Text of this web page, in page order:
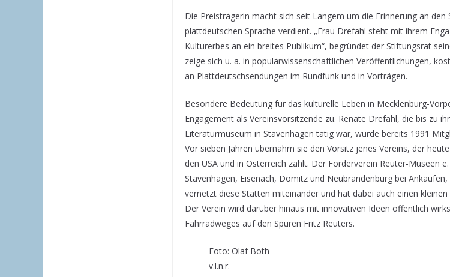
Die Preisträgerin macht sich seit Langem um die Erinnerung an
plattdeutschen Sprache verdient. „Frau Drefahl steht mit ihrem
Kulturerbes an ein breites Publikum“, begründet der Stiftungsrat
zeige sich u. a. in populärwissenschaftlichen Veröffentlichungen,
an Plattdeutschsendungen im Rundfunk und in Vorträgen.
Besondere Bedeutung für das kulturelle Leben in Mecklenburg-
Engagement als Vereinsvorsitzende zu. Renate Drefahl, die bis zu
Literaturmuseum in Stavenhagen tätig war, wurde bereits 1991
Vor sieben Jahren übernahm sie den Vorsitz jenes Vereins, der
den USA und in Österreich zählt. Der Förderverein Reuter-Museen
Stavenhagen, Eisenach, Dömitz und Neubrandenburg bei
vernetzt diese Stätten miteinander und hat dabei auch einen
Der Verein wird darüber hinaus mit innovativen Ideen öffentlich
Fahrradweges auf den Spuren Fritz Reuters.
Foto: Olaf Both
v.l.n.r.